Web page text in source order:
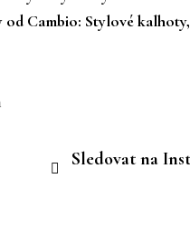
Cambio: Stylové
Sledovat na